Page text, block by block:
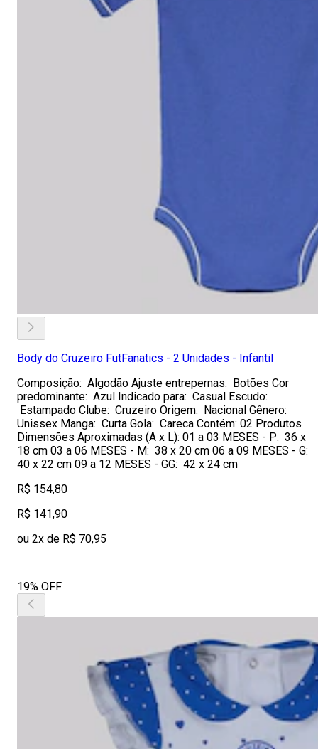
Body do Cruzeiro FutFanatics - 2 Unidades - Infantil
Composição: Algodão Ajuste entrepernas: Botões Cor
predominante: Azul Indicado para: Casual Escudo:
Estampado Clube: Cruzeiro Origem: Nacional Gênero:
Unissex Manga: Curta Gola: Careca Contém: 02 Produtos
Dimensões Aproximadas (A x L): 01 a 03 MESES - P: 36 x
18 cm 03 a 06 MESES - M: 38 x 20 cm 06 a 09 MESES - G:
40 x 22 cm 09 a 12 MESES - GG: 42 x 24 cm
R$ 154,80
R$ 141,90
ou 2x de R$ 70,95
19% OFF